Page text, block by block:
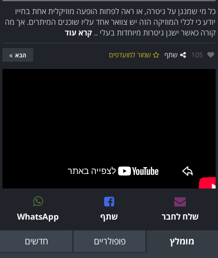
כל מי שמנגן על גיטרה, או ראה לפחות הופעה מוזיקלית אחת בחייו
יודע כי לכלי המוזיקה הזה יש צוואר אחד עליו שוכנים המיתרים. אך מה
קורה כאשר ישנן גיטרות מיוחדות בעלי .. קרא עוד
אהבו:
105 שתף שמור למועדפים הבא
שלח לחבר שתף WhatsApp
מומלץ פופולריים חדשים